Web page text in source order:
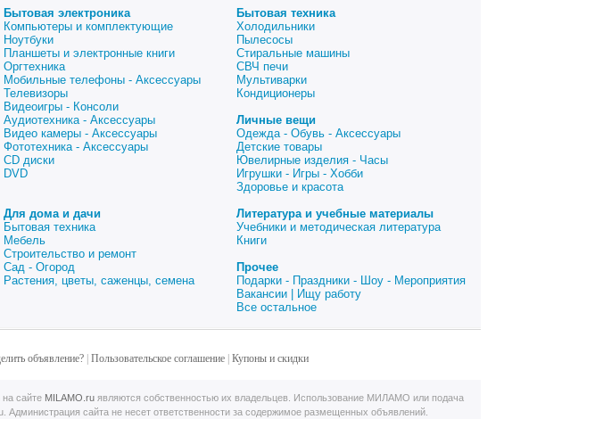
Бытовая электроника
Компьютеры и комплектующие
Ноутбуки
Планшеты и электронные книги
Оргтехника
Мобильные телефоны - Аксессуары
Телевизоры
Видеоигры - Консоли
Аудиотехника - Аксессуары
Видео камеры - Аксессуары
Фототехника - Аксессуары
CD диски
DVD
Бытовая техника
Холодильники
Пылесосы
Стиральные машины
СВЧ печи
Мультиварки
Кондиционеры
Личные вещи
Одежда - Обувь - Аксессуары
Детские товары
Ювелирные изделия - Часы
Игрушки - Игры - Хобби
Здоровье и красота
Для дома и дачи
Бытовая техника
Мебель
Строительство и ремонт
Сад - Огород
Растения, цветы, саженцы, семена
Литература и учебные материалы
Учебники и методическая литература
Книги
Прочее
Подарки - Праздники - Шоу - Мероприятия
Вакансии | Ищу работу
Все остальное
объявление?| Пользовательское соглашение| Купоны и скидки
сайте MILAMO.ru являются собственностью их владельцев. Использование МИЛАМО или подача
Администрация сайта не несет ответственности за содержимое размещенных объявлений.